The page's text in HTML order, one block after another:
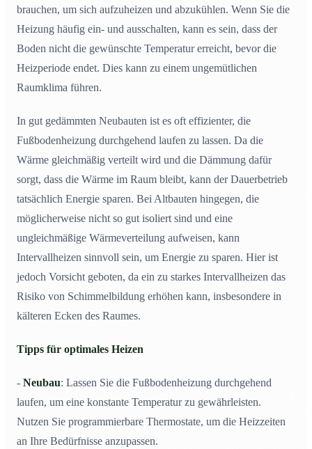
brauchen, um sich aufzuheizen und abzukühlen. Wenn Sie die
Heizung häufig ein- und ausschalten, kann es sein, dass der
Boden nicht die gewünschte Temperatur erreicht, bevor die
Heizperiode endet. Dies kann zu einem ungemütlichen
Raumklima führen.
In gut gedämmten Neubauten ist es oft effizienter, die
Fußbodenheizung durchgehend laufen zu lassen. Da die
Wärme gleichmäßig verteilt wird und die Dämmung dafür
sorgt, dass die Wärme im Raum bleibt, kann der Dauerbetrieb
tatsächlich Energie sparen. Bei Altbauten hingegen, die
möglicherweise nicht so gut isoliert sind und eine
ungleichmäßige Wärmeverteilung aufweisen, kann
Intervallheizen sinnvoll sein, um Energie zu sparen. Hier ist
jedoch Vorsicht geboten, da ein zu starkes Intervallheizen das
Risiko von Schimmelbildung erhöhen kann, insbesondere in
kälteren Ecken des Raumes.
Tipps für optimales Heizen
- Neubau: Lassen Sie die Fußbodenheizung durchgehend
laufen, um eine konstante Temperatur zu gewährleisten.
Nutzen Sie programmierbare Thermostate, um die Heizzeiten
an Ihre Bedürfnisse anzupassen.